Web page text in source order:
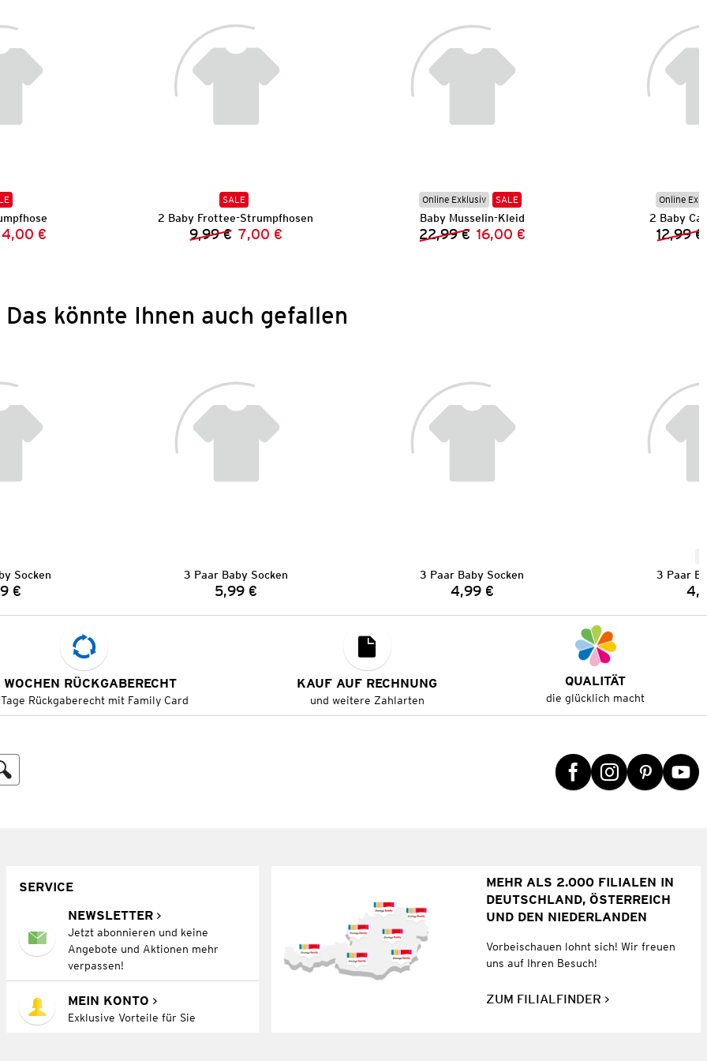
Preis:
Preis:
4,00 €
SALE
2 Baby Frottee-Strumpfhosen
Vorheriger Preis:
9,99 € Neuer Preis:
7,00 €
Online Exklusiv SALE
Baby Musselin-Kleid
Vorheriger Preis:
22,99 € Neuer Preis:
16,00 €
Online
2 Baby
12,99 €
Das könnte Ihnen auch gefallen
Socken
€
3 Paar Baby Socken
Preis:
5,99 €
3 Paar Baby Socken
Preis:
4,99 €
3 Paar
RÜCKGABERECHT
Rückgaberecht mit Family Card
KAUF AUF RECHNUNG
und weitere Zahlarten
QUALITÄT
die glücklich macht
SERVICE
NEWSLETTER
Jetzt abonnieren und keine
Angebote und Aktionen mehr
verpassen!
MEIN KONTO
Exklusive Vorteile für Sie
MEHR ALS 2.000 FILIALEN IN
DEUTSCHLAND, ÖSTERREICH
UND DEN NIEDERLANDEN
Vorbeischauen lohnt sich! Wir freuen
uns auf Ihren Besuch!
ZUM FILIALFINDER